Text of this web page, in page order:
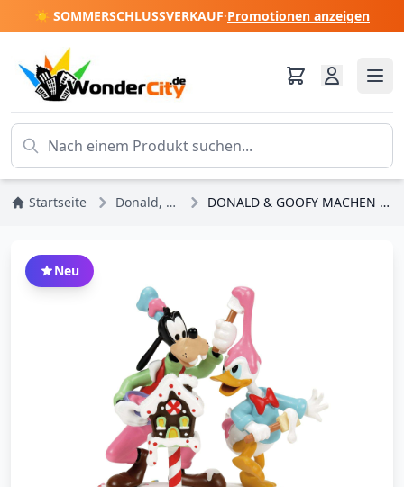
☀️ SOMMERSCHLUSSVERKAUF·Promotionen anzeigen
Startseite Donald, Daisy, Scrooge DONALD & GOOFY MACHEN EINE SAUEREI - DISNEY VILLAGE
Neu